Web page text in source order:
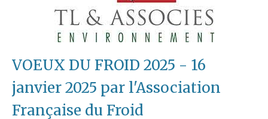
VOEUX DU FROID 2025 - 16
janvier 2025 par l'Association
Française du Froid